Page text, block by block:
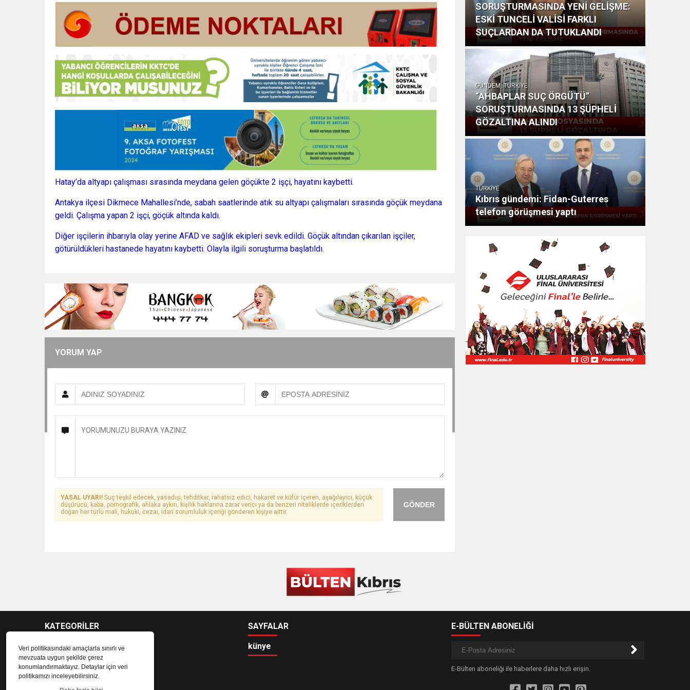
Veri politikasındaki amaçlarla sınırlı ve
mevzuata uygun şekilde çerez
konumlandırmaktayız. Detaylar için veri
politikamızı inceleyebilirsiniz.
Hatay’da altyapı çalışması sırasında meydana gelen göçükte 2 işçi, hayatını kaybetti.
Antakya ilçesi Dikmece Mahallesi’nde, sabah saatlerinde atık su altyapı çalışmaları sırasında göçük meydana
geldi. Çalışma yapan 2 işçi, göçük altında kaldı.
Diğer işçilerin ihbarıyla olay yerine AFAD ve sağlık ekipleri sevk edildi. Göçük altından çıkarılan işçiler,
götürüldükleri hastanede hayatını kaybetti. Olayla ilgili soruşturma başlatıldı.
YORUM YAP
GÖNDER
YASAL UYARI! Suç teşkil edecek, yasadışı, tehditkar, rahatsız edici, hakaret ve küfür içeren, aşağılayıcı, küçük
düşürücü, kaba, pornografik, ahlaka aykırı, kişilik haklarına zarar verici ya da benzeri niteliklerde içeriklerden
doğan her türlü mali, hukuki, cezai, idari sorumluluk içeriği gönderen kişiye aittir.
SORUŞTURMASINDA YENİ GELİŞME:
ESKİ TUNCELİ VALİSİ FARKLI
SUÇLARDAN DA TUTUKLANDI
GÜNDEM, TÜRKİYE
“AHBAPLAR SUÇ ÖRGÜTÜ”
SORUŞTURMASINDA 13 ŞÜPHELİ
GÖZALTINA ALINDI
TÜRKİYE
Kıbrıs gündemi: Fidan-Guterres
telefon görüşmesi yaptı
KATEGORİLER SAYFALAR
künye
E-BÜLTEN ABONELİĞİ
E-Bülten aboneliği ile haberlere daha hızlı erişin.